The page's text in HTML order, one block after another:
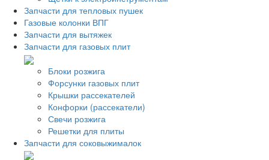
Запчасти для тепловых пушек
Газовые колонки ВПГ
Запчасти для вытяжек
Запчасти для газовых плит
Блоки розжига
Форсунки газовых плит
Крышки рассекателей
Конфорки (рассекатели)
Свечи розжига
Решетки для плиты
Запчасти для соковыжималок